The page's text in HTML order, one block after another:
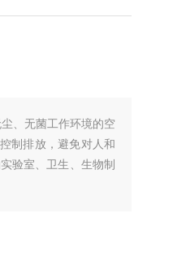
、无菌工作环境的空
制排放，避免对人和
验室、卫生、生物制